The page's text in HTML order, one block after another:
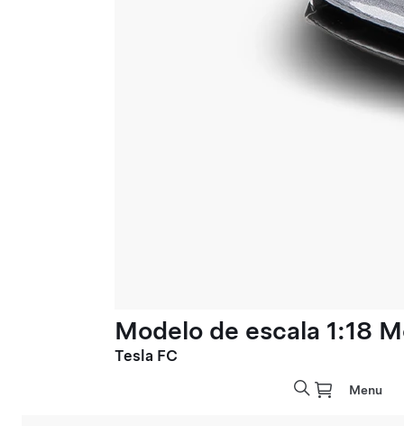
Modelo de escala 1:18
Tesla FC
Menu